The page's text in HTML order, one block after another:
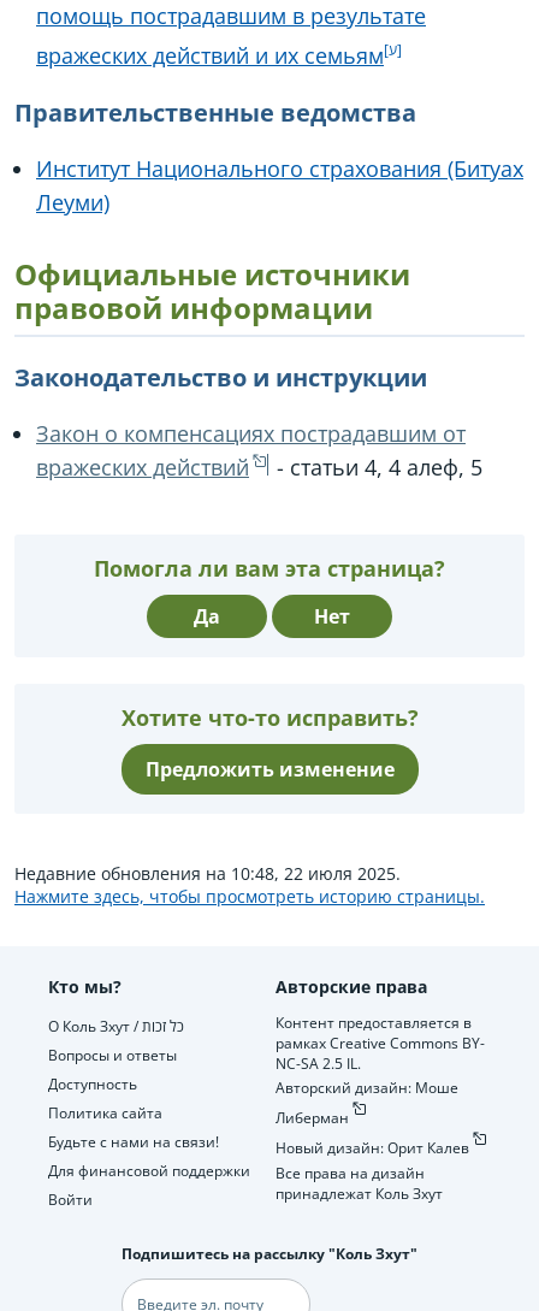
помощь пострадавшим в результате
вражеских действий и их семьям
Правительственные ведомства
Институт Национального страхования (Битуах
Леуми)
Официальные источники
правовой информации
Законодательство и инструкции
Закон о компенсациях пострадавшим от
вражеских действий
- статьи 4, 4 алеф, 5
Помогла ли вам эта страница?
Да Нет
Хотите что-то исправить?
Предложить изменение
Недавние обновления на 10:48, 22 июля 2025.
Нажмите здесь, чтобы просмотреть историю страницы.
Кто мы?
О Коль Зхут / כל זכות
Вопросы и ответы
Доступность
Политика сайта
Будьте с нами на связи!
Для финансовой поддержки
Войти
Авторские права
Контент предоставляется в
рамках Creative Commons BY-
NC-SA 2.5 IL.
Авторский дизайн: Моше
Либерман
Новый дизайн: Орит Калев
Все права на дизайн
принадлежат Коль Зхут
Подпишитесь на рассылку "Коль Зхут"
Электронная